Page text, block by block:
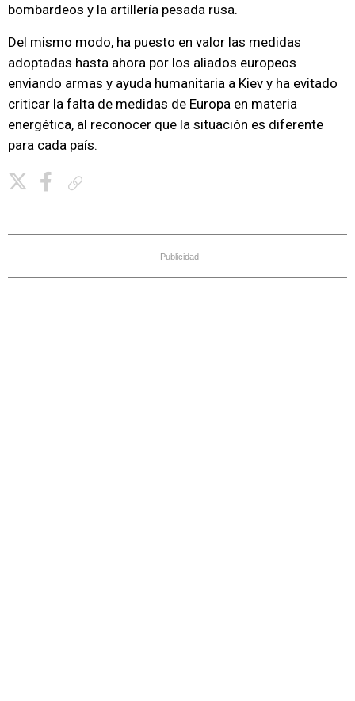
bombardeos y la artillería pesada rusa.
Del mismo modo, ha puesto en valor las medidas
adoptadas hasta ahora por los aliados europeos
enviando armas y ayuda humanitaria a Kiev y ha evitado
criticar la falta de medidas de Europa en materia
energética, al reconocer que la situación es diferente
para cada país.
Publicidad